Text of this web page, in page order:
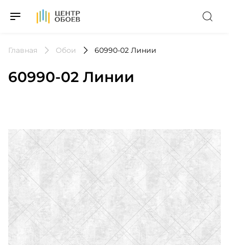
На Главную
Главная Обои 60990-02 Линии
60990-02 Линии